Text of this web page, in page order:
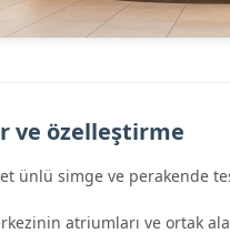
ve özelleştirme
ünlü simge ve perakende
atriumları ve ortak